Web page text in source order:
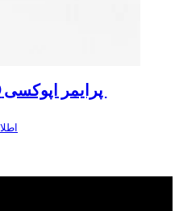
پرایمر اپوکسی ECOPRIME EP100